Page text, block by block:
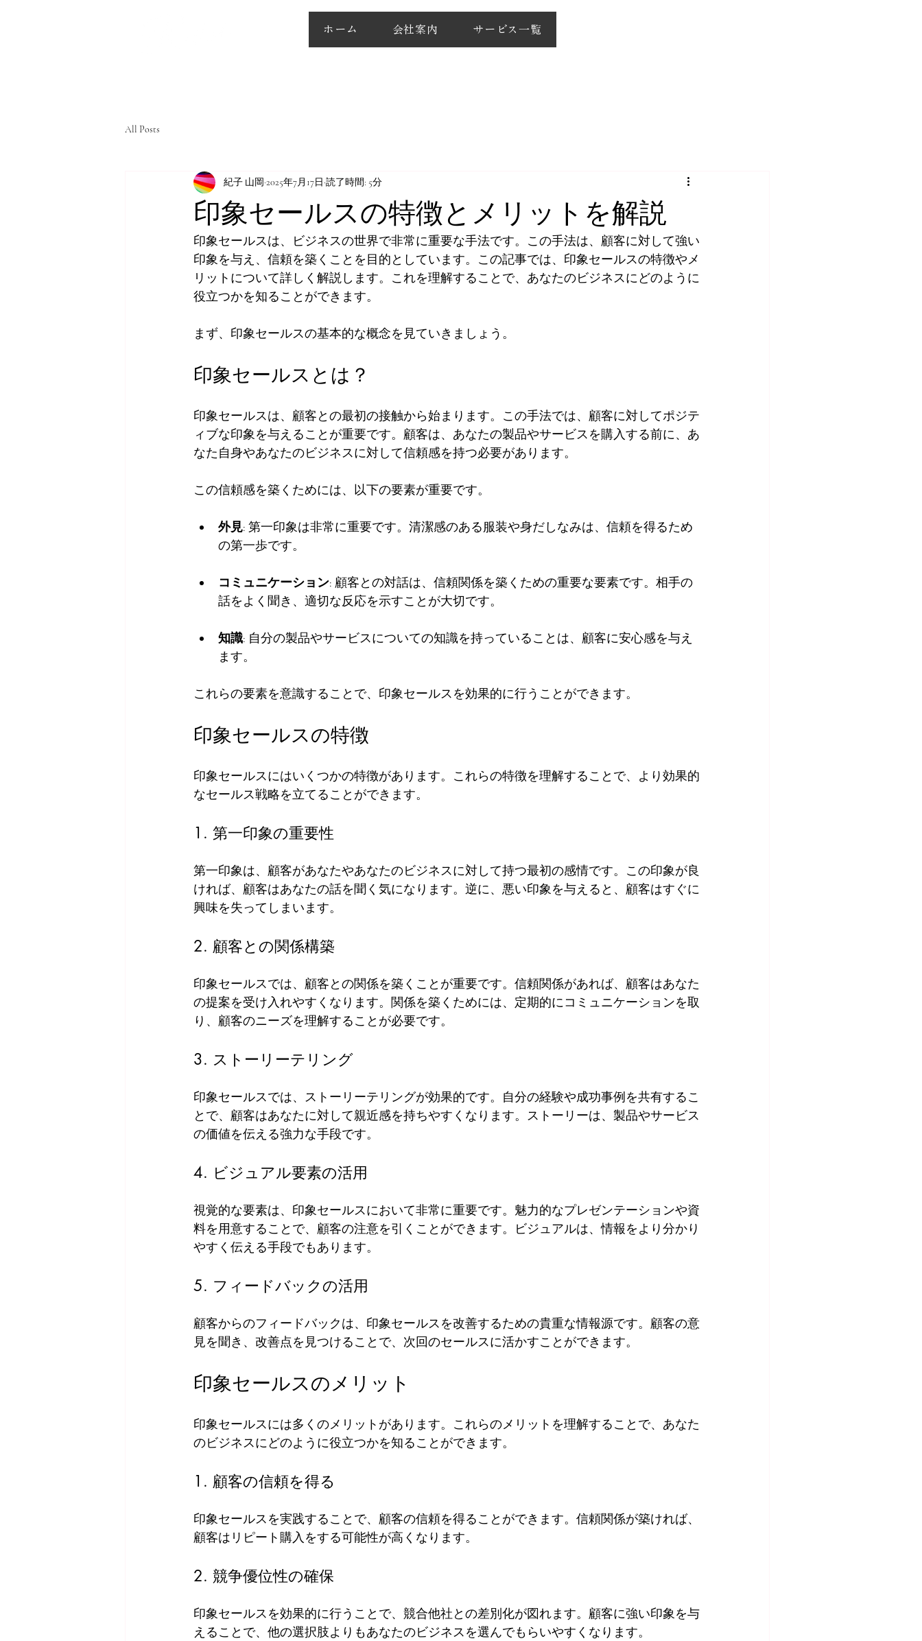
ホーム 会社案内 サービス一覧
All Posts
印象セールスの特徴とメリットを解説
紀子 山岡 2025年7月17日 読了時間: 5分
印象セールスは、ビジネスの世界で非常に重要な手法です。この手法は、顧客に対して強い
印象を与え、信頼を築くことを目的としています。この記事では、印象セールスの特徴やメ
リットについて詳しく解説します。これを理解することで、あなたのビジネスにどのように
役立つかを知ることができます。
まず、印象セールスの基本的な概念を見ていきましょう。
印象セールスとは？
印象セールスは、顧客との最初の接触から始まります。この手法では、顧客に対してポジテ
ィブな印象を与えることが重要です。顧客は、あなたの製品やサービスを購入する前に、あ
なた自身やあなたのビジネスに対して信頼感を持つ必要があります。
この信頼感を築くためには、以下の要素が重要です。
外見: 第一印象は非常に重要です。清潔感のある服装や身だしなみは、信頼を得るため
の第一歩です。
コミュニケーション: 顧客との対話は、信頼関係を築くための重要な要素です。相手の
話をよく聞き、適切な反応を示すことが大切です。
知識: 自分の製品やサービスについての知識を持っていることは、顧客に安心感を与え
ます。
これらの要素を意識することで、印象セールスを効果的に行うことができます。
印象セールスの特徴
印象セールスにはいくつかの特徴があります。これらの特徴を理解することで、より効果的
なセールス戦略を立てることができます。
1. 第一印象の重要性
第一印象は、顧客があなたやあなたのビジネスに対して持つ最初の感情です。この印象が良
ければ、顧客はあなたの話を聞く気になります。逆に、悪い印象を与えると、顧客はすぐに
興味を失ってしまいます。
2. 顧客との関係構築
印象セールスでは、顧客との関係を築くことが重要です。信頼関係があれば、顧客はあなた
の提案を受け入れやすくなります。関係を築くためには、定期的にコミュニケーションを取
り、顧客のニーズを理解することが必要です。
3. ストーリーテリング
印象セールスでは、ストーリーテリングが効果的です。自分の経験や成功事例を共有するこ
とで、顧客はあなたに対して親近感を持ちやすくなります。ストーリーは、製品やサービス
の価値を伝える強力な手段です。
4. ビジュアル要素の活用
視覚的な要素は、印象セールスにおいて非常に重要です。魅力的なプレゼンテーションや資
料を用意することで、顧客の注意を引くことができます。ビジュアルは、情報をより分かり
やすく伝える手段でもあります。
5. フィードバックの活用
顧客からのフィードバックは、印象セールスを改善するための貴重な情報源です。顧客の意
見を聞き、改善点を見つけることで、次回のセールスに活かすことができます。
印象セールスのメリット
印象セールスには多くのメリットがあります。これらのメリットを理解することで、あなた
のビジネスにどのように役立つかを知ることができます。
1. 顧客の信頼を得る
印象セールスを実践することで、顧客の信頼を得ることができます。信頼関係が築ければ、
顧客はリピート購入をする可能性が高くなります。
2. 競争優位性の確保
印象セールスを効果的に行うことで、競合他社との差別化が図れます。顧客に強い印象を与
えることで、他の選択肢よりもあなたのビジネスを選んでもらいやすくなります。